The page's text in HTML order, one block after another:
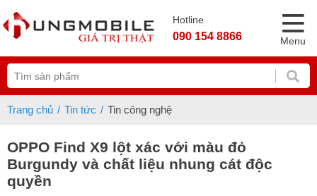
Hotline
090 154 8866 Menu
Trang chủ Tin tức Tin công nghệ
OPPO Find X9 lột xác với màu đỏ
Burgundy và chất liệu nhung cát độc
quyền